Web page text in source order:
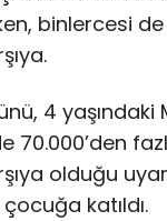
binlercesi
4 yaşındaki
70.000’den
olduğu
katıldı.